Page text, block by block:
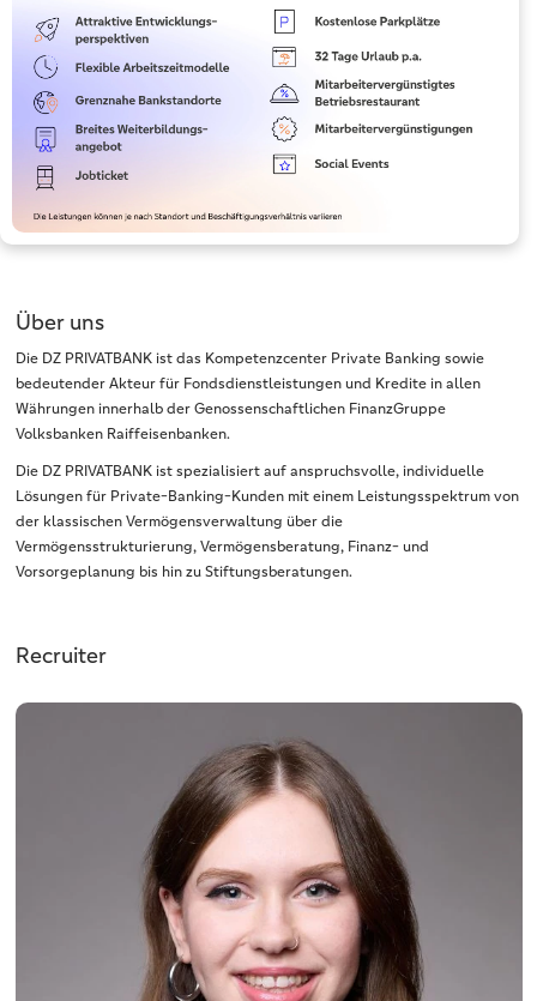
Über uns
Die DZ PRIVATBANK ist das Kompetenzcenter Private Banking sowie
bedeutender Akteur für Fondsdienstleistungen und Kredite in allen
Währungen innerhalb der Genossenschaftlichen FinanzGruppe
Volksbanken Raiffeisenbanken.
Die DZ PRIVATBANK ist spezialisiert auf anspruchsvolle, individuelle
Lösungen für Private-Banking-Kunden mit einem Leistungsspektrum von
der klassischen Vermögensverwaltung über die
Vermögensstrukturierung, Vermögensberatung, Finanz- und
Vorsorgeplanung bis hin zu Stiftungsberatungen.
Recruiter